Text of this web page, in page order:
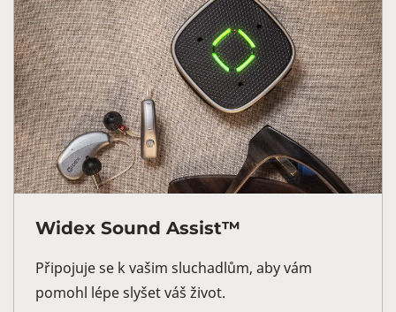
Widex Sound Assist™
Připojuje se k vašim sluchadlům, aby vám
pomohl lépe slyšet váš život.